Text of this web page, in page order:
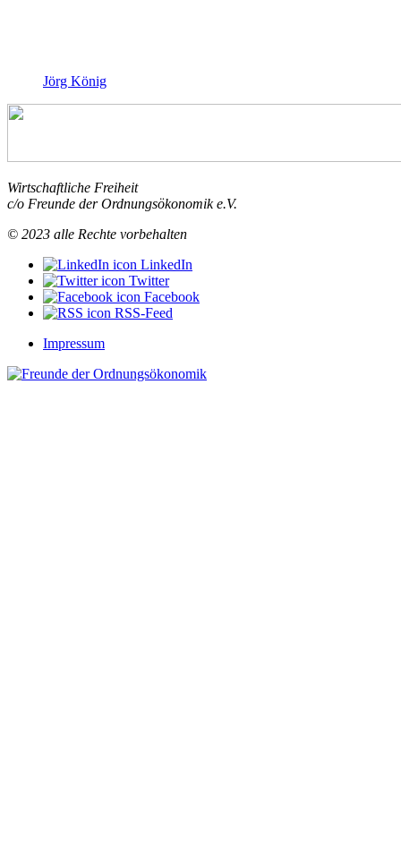
Jörg König
Wirtschaftliche Freiheit
c/o Freunde der Ordnungsökonomik e.V.
© 2023 alle Rechte vorbehalten
LinkedIn
Twitter
Facebook
RSS-Feed
Impressum